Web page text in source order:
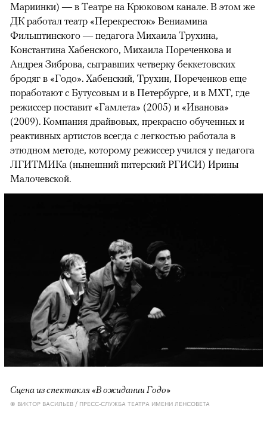
Мариинки) — в Театре на Крюковом канале. В этом же
ДК работал театр «Перекресток» Вениамина
Фильштинского — педагога Михаила Трухина,
Константина Хабенского, Михаила Пореченкова и
Андрея Зиброва, сыгравших четверку беккетовских
бродяг в «Годо». Хабенский, Трухин, Пореченков еще
поработают с Бутусовым и в Петербурге, и в МХТ, где
режиссер поставит «Гамлета» (2005) и «Иванова»
(2009). Компания драйвовых, прекрасно обученных и
реактивных артистов всегда с легкостью работала в
этюдном методе, которому режиссер учился у педагога
ЛГИТМИКа (нынешний питерский РГИСИ) Ирины
Малочевской.
Сцена из спектакля «В ожидании Годо»
© ВИКТОР ВАСИЛЬЕВ / ПРЕСС-СЛУЖБА ТЕАТРА ИМЕНИ ЛЕНСОВЕТА